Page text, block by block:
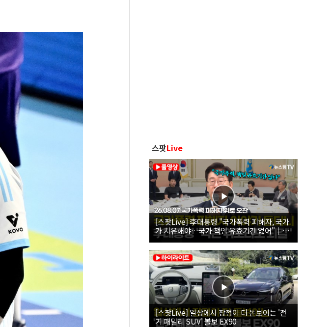
스팟Live
[스팟Live] 李대통령 "국가폭력 피해자, 국가
가 치유해야…국가 책임 유효기간 없어"｜
26.08.07 국가폭력 피해자 위로 오찬
[스팟Live] 일상에서 장점이 더 돋보이는 '전
기 패밀리 SUV' 볼보 EX90